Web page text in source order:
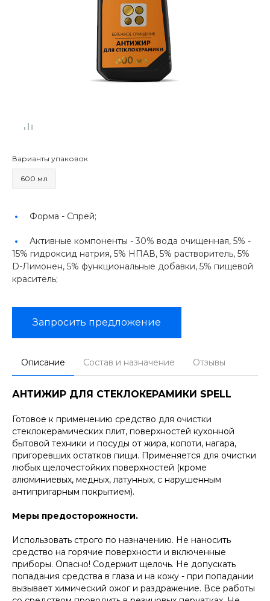
Варианты упаковок
600 мл
Форма - Спрей;
Активные компоненты - 30% вода очищенная, 5% -
15% гидроксид натрия, 5% НПАВ, 5% растворитель, 5%
D-Лимонен, 5% функциональные добавки, 5% пищевой
краситель;
Запросить предложение
Описание Состав и назначение Отзывы
АНТИЖИР ДЛЯ СТЕКЛОКЕРАМИКИ SPELL
Готовое к применению средство для очистки
стеклокерамических плит, поверхностей кухонной
бытовой техники и посуды от жира, копоти, нагара,
пригоревших остатков пищи. Применяется для очистки
любых щелочестойких поверхностей (кроме
алюминиевых, медных, латунных, с нарушенным
антипригарным покрытием).
Меры предосторожности.
Использовать строго по назначению. Не наносить
средство на горячие поверхности и включенные
приборы. Опасно! Содержит щелочь. Не допускать
попадания средства в глаза и на кожу - при попадании
вызывает химический ожог и раздражение. Все работы